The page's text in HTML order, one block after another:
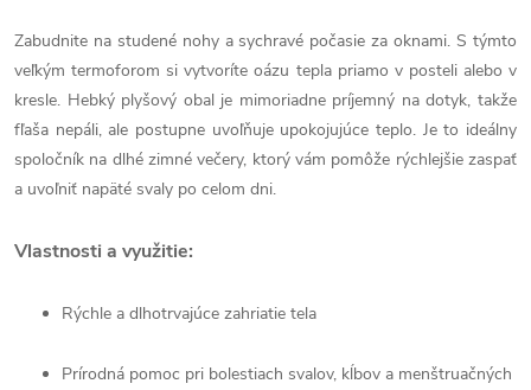
Zabudnite na studené nohy a sychravé počasie za oknami. S týmto
veľkým termoforom si vytvoríte oázu tepla priamo v posteli alebo v
kresle. Hebký plyšový obal je mimoriadne príjemný na dotyk, takže
fľaša nepáli, ale postupne uvoľňuje upokojujúce teplo. Je to ideálny
spoločník na dlhé zimné večery, ktorý vám pomôže rýchlejšie zaspať
a uvoľniť napäté svaly po celom dni.
Vlastnosti a využitie:
Rýchle a dlhotrvajúce zahriatie tela
Prírodná pomoc pri bolestiach svalov, kĺbov a menštruačných